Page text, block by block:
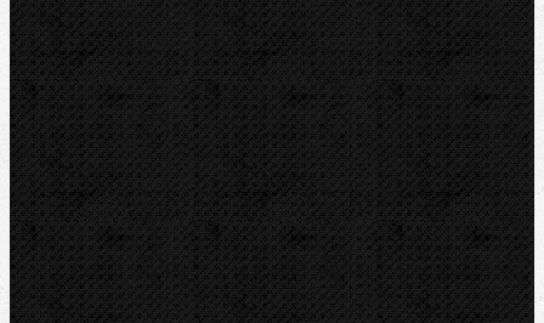
Svěráky a pracovní stoly
Pájení a hořáky
Svářečky plastů
Nůžky